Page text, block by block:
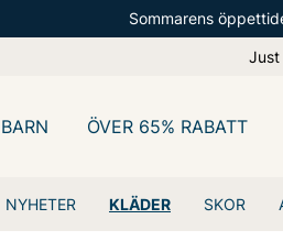
Sommarens
Just
NYHETER KLÄDER SKOR
BARN ÖVER 65% RABATT